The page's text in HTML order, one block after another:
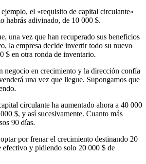
el «requisito de capital circulante»
habrás adivinado, de 10 000 $.
una vez que han recuperado sus beneficios
la empresa decide invertir todo su nuevo
$ en otra ronda de inventario.
negocio en crecimiento y la dirección confía
una vez que llegue. Supongamos que
circulante ha aumentado ahora a 40 000
$, y así sucesivamente. Cuanto más
90 días.
por frenar el crecimiento destinando 20
efectivo y pidiendo solo 20 000 $ de